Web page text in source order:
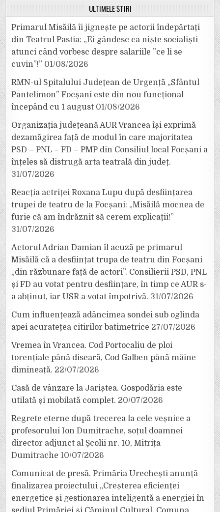
ULTIMELE ȘTIRI
Primarul Misăilă îi jignește pe actorii îndepărtați
din Teatrul Pastia: „Ei gândesc ca niște socialiști
atunci când vorbesc despre salariile ”ce li se
cuvin”!” 01/08/2026
RMN-ul Spitalului Județean de Urgență „Sfântul
Pantelimon” Focșani este din nou funcțional
începând cu 1 august 01/08/2026
Organizația județeană AUR Vrancea își exprimă
dezamăgirea față de modul în care majoritatea
PSD – PNL – FD – PMP din Consiliul local Focșani a
înțeles să distrugă arta teatrală din județ.
31/07/2026
Reacția actriței Roxana Lupu după desființarea
trupei de teatru de la Focșani: „Misăilă mocnea de
furie că am îndrăznit să cerem explicații!”
31/07/2026
Actorul Adrian Damian îl acuză pe primarul
Misăilă că a desființat trupa de teatru din Focșani
„din răzbunare față de actori”. Consilierii PSD, PNL
și FD au votat pentru desființare, în timp ce AUR s-
a abținut, iar USR a votat împotrivă. 31/07/2026
Cum influențează adâncimea sondei sub oglinda
apei acuratețea citirilor batimetrice 27/07/2026
Vremea în Vrancea. Cod Portocaliu de ploi
torențiale până diseară, Cod Galben până mâine
dimineață. 22/07/2026
Casă de vânzare la Jariștea. Gospodăria este
utilată și mobilată complet. 20/07/2026
Regrete eterne după trecerea la cele veșnice a
profesorului Ion Dumitrache, soțul doamnei
director adjunct al Școlii nr. 10, Mitrița
Dumitrache 10/07/2026
Comunicat de presă. Primăria Urechești anunță
finalizarea proiectului „Creșterea eficienței
energetice și gestionarea inteligentă a energiei în